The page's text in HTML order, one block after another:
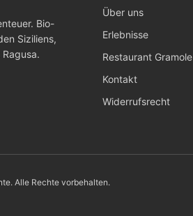
Bio-
Siziliens,
Über uns
Erlebnisse
Restaurant Gramole
Kontakt
Widerrufsrecht
Alle Rechte vorbehalten.